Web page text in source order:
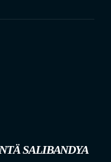
SALIBANDYA